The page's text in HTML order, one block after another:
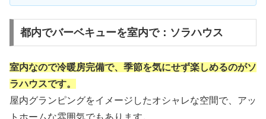
都内でバーベキューを室内で：ソラハウス
室内なので冷暖房完備で、季節を気にせず楽しめるのがソ
ラハウスです。
屋内グランピングをイメージしたオシャレな空間で、アッ